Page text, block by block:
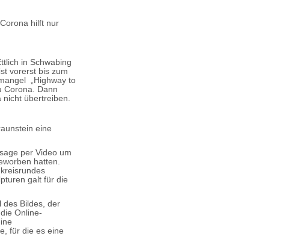
hilft nur
in Schwabing
vorerst bis zum
„Highway to
Corona. Dann
nicht übertreiben.
eine
per Video um
hatten.
galt für die
des Bildes, der
Online-
für die es eine